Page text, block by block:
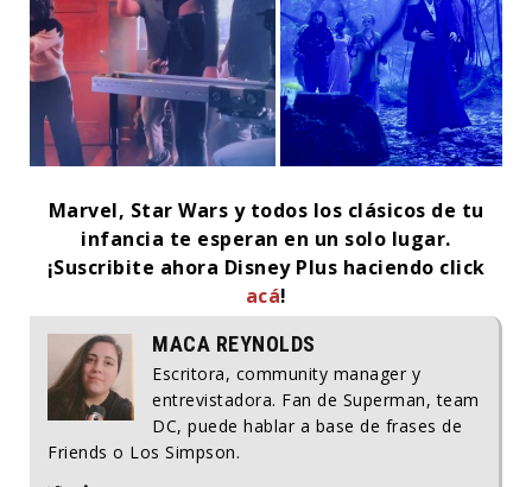
Marvel, Star Wars y todos los clásicos de tu
infancia te esperan en un solo lugar.
¡Suscribite ahora Disney Plus haciendo click
acá!
MACA REYNOLDS
Escritora, community manager y
entrevistadora. Fan de Superman, team
DC, puede hablar a base de frases de
Friends o Los Simpson.